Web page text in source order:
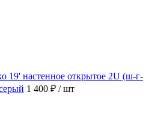
19' настенное открытое 2U (ш-г-
1 400 ₽ / шт